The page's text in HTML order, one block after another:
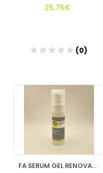
25,75€
(0)
Añadir
FA SERUM GEL RENOVADOR NOCHE 30 ML